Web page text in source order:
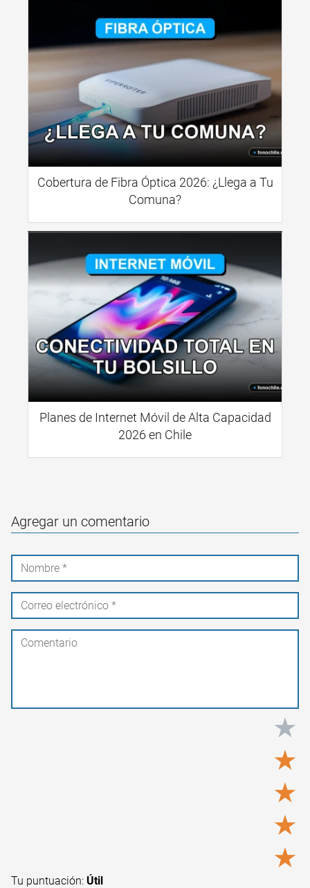
Cobertura de Fibra Óptica 2026: ¿Llega a Tu
Comuna?
Planes de Internet Móvil de Alta Capacidad
2026 en Chile
Agregar un comentario
★
★
★
★
★
Tu puntuación: Útil